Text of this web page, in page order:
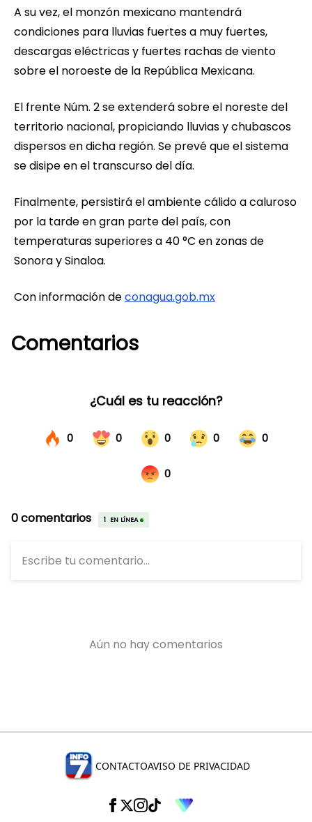
A su vez, el monzón mexicano mantendrá
condiciones para lluvias fuertes a muy fuertes,
descargas eléctricas y fuertes rachas de viento
sobre el noroeste de la República Mexicana.
El frente Núm. 2 se extenderá sobre el noreste del
territorio nacional, propiciando lluvias y chubascos
dispersos en dicha región. Se prevé que el sistema
se disipe en el transcurso del día.
Finalmente, persistirá el ambiente cálido a caluroso
por la tarde en gran parte del país, con
temperaturas superiores a 40 °C en zonas de
Sonora y Sinaloa.
Con información deconagua.gob.mx
Comentarios
CONTACTOAVISO DE PRIVACIDAD